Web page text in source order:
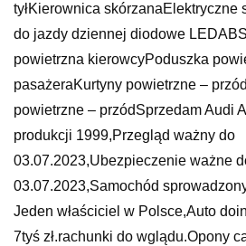
tyłKierownica skórzanaElektryczne
do jazdy dziennej diodowe
powietrzna kierowcyPoduszka
pasażeraKurtyny powietrzne –
powietrzne – przódSprzedam Audi
produkcji 1999,Przegląd ważny do
03.07.2023,Ubezpieczenie ważne
03.07.2023,Samochód
Jeden właściciel w Polsce,Auto
7tyś zł.rachunki do wglądu.Opony